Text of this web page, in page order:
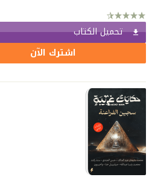
تحميل الكتاب
اشترك الآن